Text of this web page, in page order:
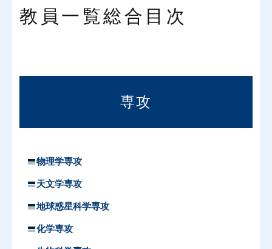
教員一覧総合目次
専攻
物理学専攻
天文学専攻
地球惑星科学専攻
化学専攻